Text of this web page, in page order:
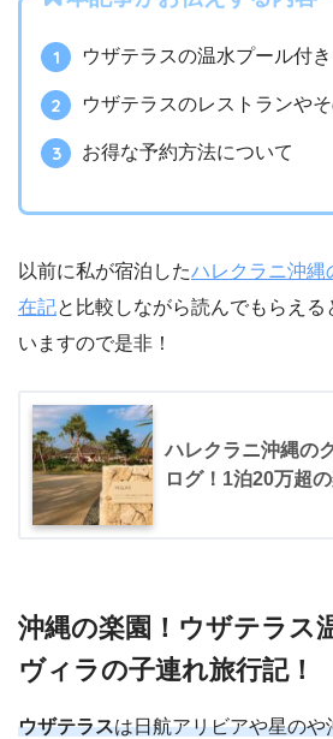
ウザテラスの温水プール付
ウザテラスのレストランや
お得な予約方法について
以前に私が宿泊したハレクラニ沖縄
在記と比較しながら読んでもらえ
いますので是非！
ハレクラニ沖縄の
ログ！1泊20万超
沖縄の楽園！ウザテラス
ヴィラの子連れ旅行記！
ウザテラスは日航アリビアや星の